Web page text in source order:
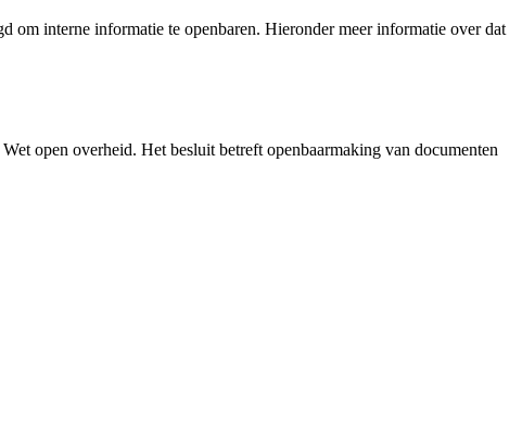
om interne informatie te openbaren. Hieronder meer informatie over dat
open overheid. Het besluit betreft openbaarmaking van documenten